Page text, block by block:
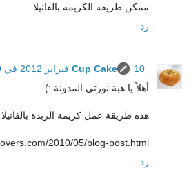
ممكن طريقه الكريمه بالفانيلا
رد
Cup Cake
10 فبراير 2012 في 10:19 م
أهلاً يا هبة نورتي المدونة :)
هذه طريقة عمل كريمة الزبدة بالفانيلا
2010/05/blog-post.html
رد